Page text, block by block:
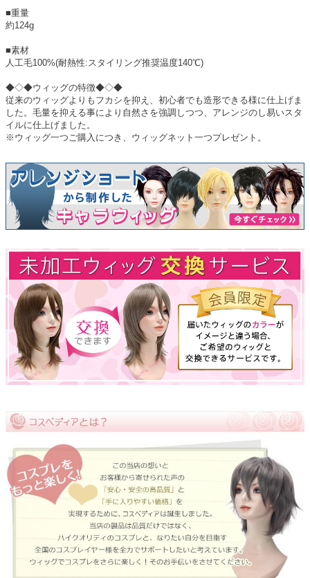
■重量
約124g
■素材
人工毛100%(耐熱性:スタイリング推奨温度140℃)
◆◇◆ウィッグの特徴◆◇◆
従来のウィッグよりもフカシを抑え、初心者でも造形できる様に仕上げま
した。毛量を抑える事により自然さを強調しつつ、アレンジのし易いスタ
イルに仕上げました。
※ウィッグ一つご購入につき、ウィッグネット一つプレゼント。